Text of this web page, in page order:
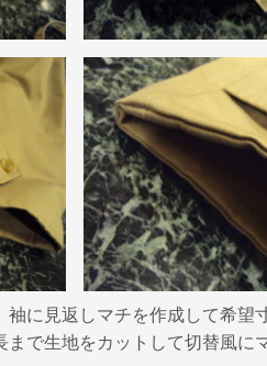
に見返しマチを作成して希
まで生地をカットして切替風